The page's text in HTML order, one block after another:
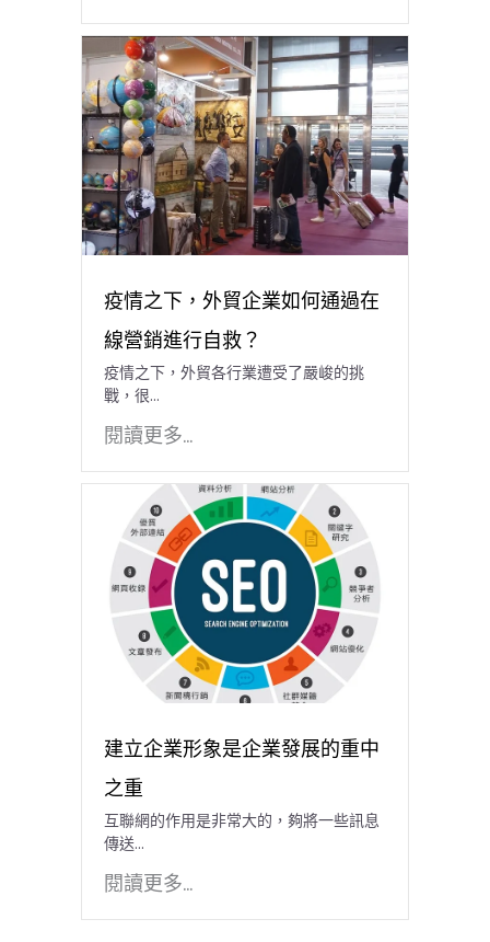
疫情之下，外貿企業如何通過在
線營銷進行自救？
疫情之下，外貿各行業遭受了嚴峻的挑
戰，很...
閱讀更多...
建立企業形象是企業發展的重中
之重
互聯網的作用是非常大的，夠將一些訊息
傳送...
閱讀更多...